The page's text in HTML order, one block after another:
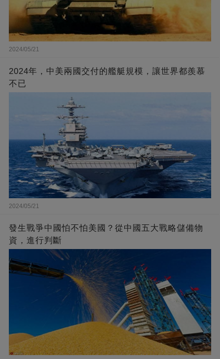
2024/05/21
2024年，中美兩國交付的艦艇規模，讓世界都羨慕
不已
2024/05/21
發生戰爭中國怕不怕美國？從中國五大戰略儲備物
資，進行判斷